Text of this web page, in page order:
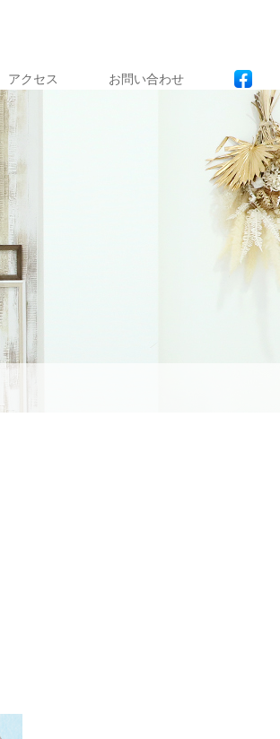
アクセス お問い合わせ